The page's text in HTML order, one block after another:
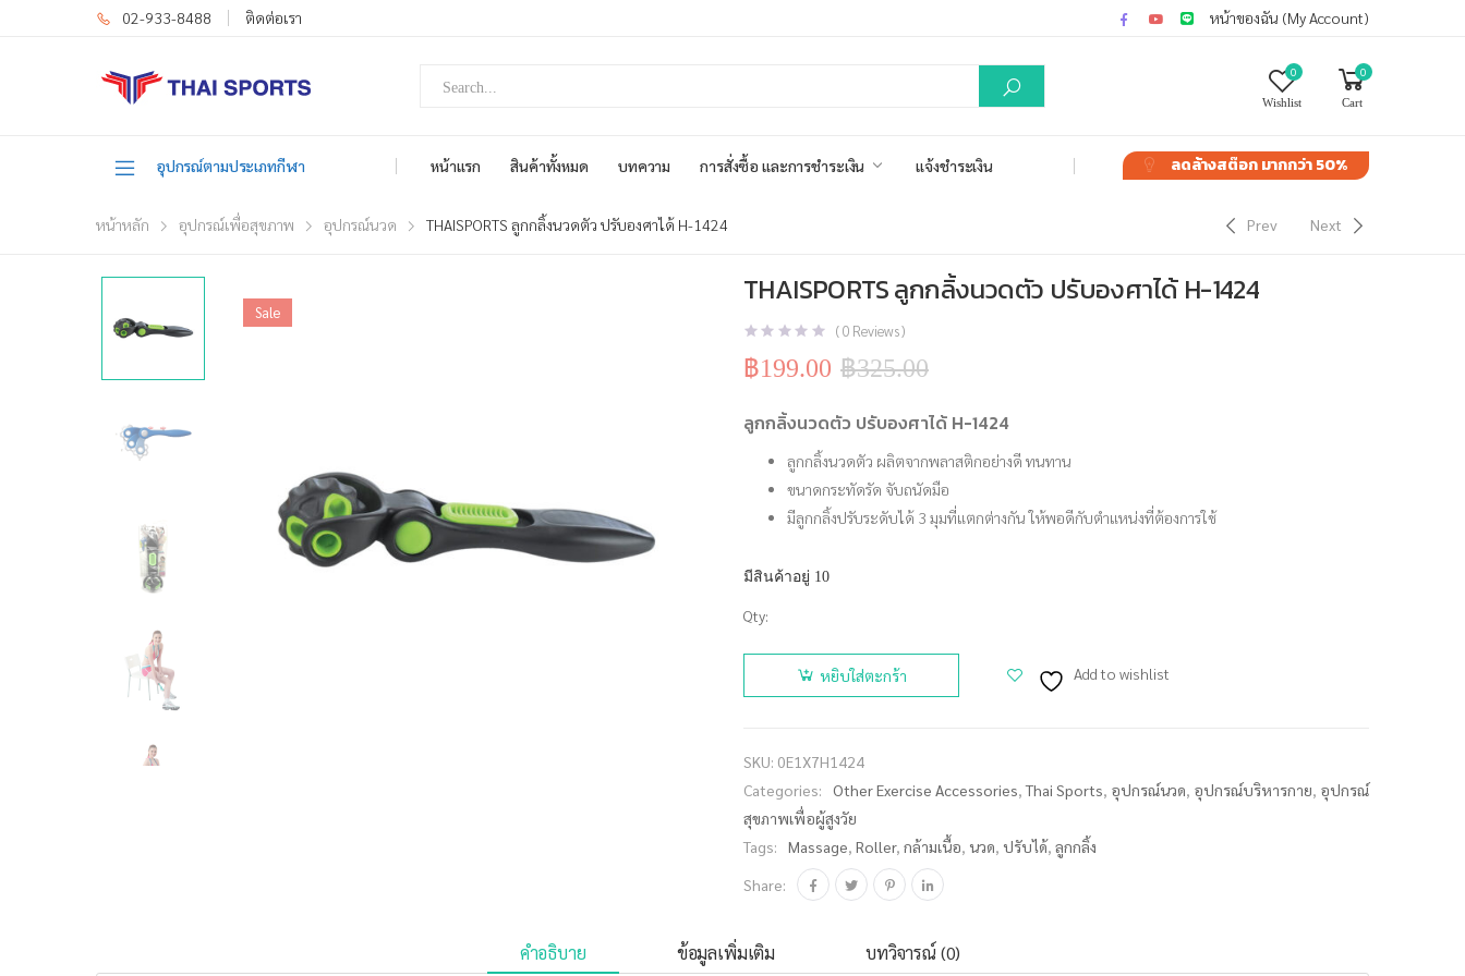
02-933-8488 ติดต่อเรา หน้าของฉัน (My Account)
0
Wishlist
0
Cart
อุปกรณ์ตามประเภทกีฬา หน้าแรก สินค้าทั้งหมด บทความ การสั่งซื้อ และการชำระเงิน แจ้งชำระเงิน ลดล้างสต๊อกมากกว่า 50%
หน้าหลัก อุปกรณ์เพื่อสุขภาพ อุปกรณ์นวด THAISPORTS ลูกกลิ้งนวดตัว ปรับองศาได้ H-1424 Prev Next
Sale
THAISPORTS ลูกกลิ้งนวดตัว ปรับองศาได้ H-1424
(0 Reviews )
฿325.00
Original
฿325.00.
฿199.00
Current
฿199.00.
ลูกกลิ้งนวดตัว ปรับองศาได้ H-1424
ลูกกลิ้งนวดตัว ผลิตจากพลาสติกอย่างดี ทนทาน
ขนาดกระทัดรัด จับถนัดมือ
มีลูกกลิ้งปรับระดับได้ 3 มุมที่แตกต่างกัน ให้พอดีกับตำแหน่งที่ต้องการใช้
มีสินค้าอยู่ 10
Qty:
จำนวน
THAISPORTS
ลูกกลิ้งนวด
1424 ชิ้น
หยิบใส่ตะกร้า Add to wishlist
SKU: 0E1X7H1424
Categories:
Other Exercise Accessories,Thai Sports, อุปกรณ์นวด, อุปกรณ์บริหารกาย, อุปกรณ์
สุขภาพเพื่อผู้สูงวัย
Tags:
Massage, Roller, กล้ามเนื้อ, นวด, ปรับได้, ลูกกลิ้ง
Share:
คำอธิบาย ข้อมูลเพิ่มเติม บทวิจารณ์ (0)